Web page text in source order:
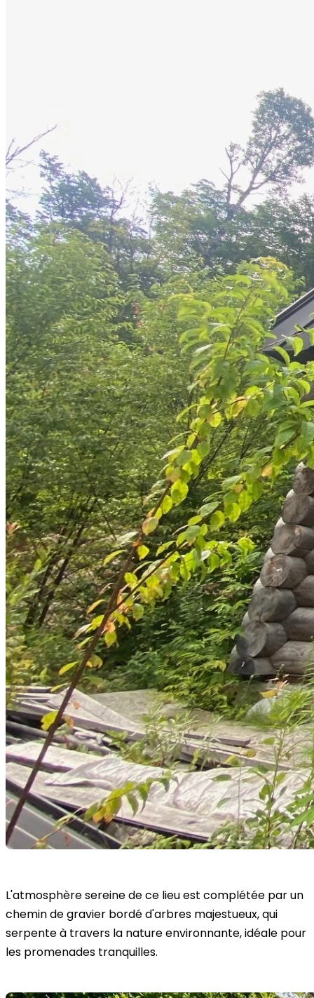
L'atmosphère sereine de ce lieu est complétée par un
chemin de gravier bordé d'arbres majestueux, qui
serpente à travers la nature environnante, idéale pour
les promenades tranquilles.